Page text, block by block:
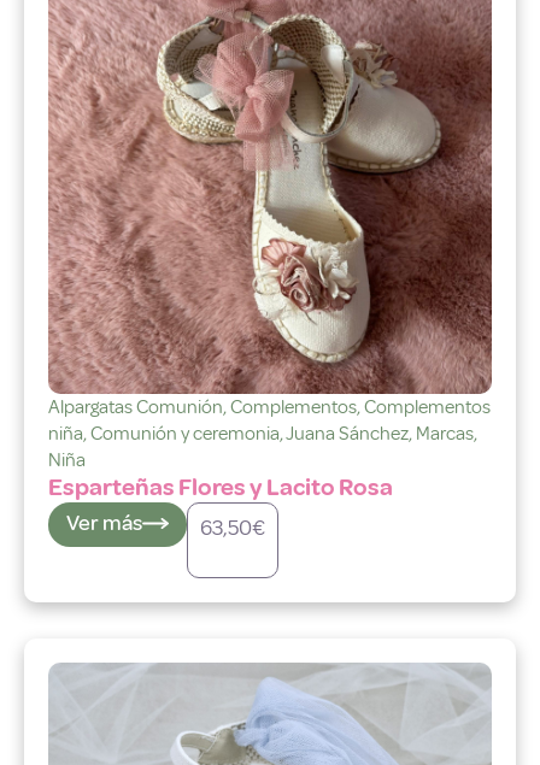
Alpargatas Comunión,Complementos,Complementos
niña,Comunión y ceremonia,Juana Sánchez, Marcas,
Niña
Esparteñas Flores y Lacito Rosa
Ver más 63,50€